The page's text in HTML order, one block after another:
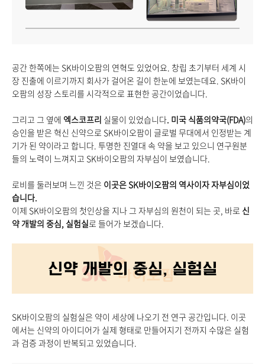
공간 한쪽에는 SK바이오팜의 연혁도 있었어요. 창립 초기부터 세계 시
장 진출에 이르기까지 회사가 걸어온 길이 한눈에 보였는데요. SK바이
오팜의 성장 스토리를 시각적으로 표현한 공간이었습니다.
그리고 그 옆에 엑스코프리 실물이 있었습니다. 미국 식품의약국(FDA)의
승인을 받은 혁신 신약으로 SK바이오팜이 글로벌 무대에서 인정받는 계
기가 된 약이라고 합니다. 투명한 진열대 속 약을 보고 있으니 연구원분
들의 노력이 느껴지고 SK바이오팜의 자부심이 보였습니다.
로비를 둘러보며 느낀 것은 이곳은 SK바이오팜의 역사이자 자부심이었
습니다.
이제 SK바이오팜의 첫인상을 지나 그 자부심의 원천이 되는 곳, 바로 신
약 개발의 중심, 실험실로 들어가 보겠습니다.
SK바이오팜의 실험실은 약이 세상에 나오기 전 연구 공간입니다. 이곳
에서는 신약의 아이디어가 실제 형태로 만들어지기 전까지 수많은 실험
과 검증 과정이 반복되고 있었습니다.